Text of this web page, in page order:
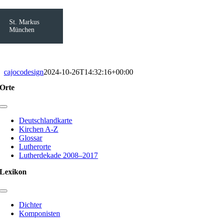
St. Markus
München
cajocodesign2024-10-26T14:32:16+00:00
Orte
Toggle
NavigationDeutschlandkarte
Kirchen A-Z
Glossar
Lutherorte
Lutherdekade 2008–2017
Lexikon
Toggle
Navigation
Dichter
Komponisten